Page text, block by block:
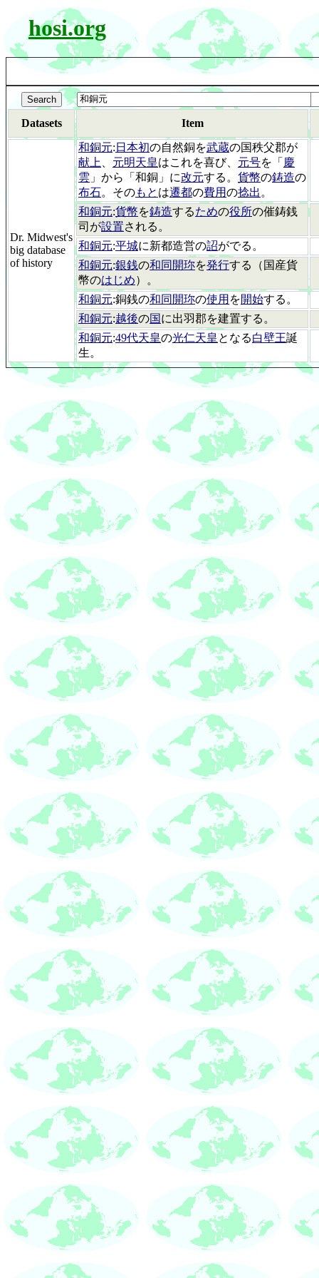
hosi.org
Datasets Item
Dr. Midwest's
big database
of history
和銅元: 日本初の自然銅を武蔵の国秩父郡が
献上
元明天皇はこれを喜び、 元号を「 慶
雲 」から「和銅」に改元する。 貨幣の鋳造の
布石。そのもと は遷都の費用の捻出 。
和銅元:貨幣を鋳造するための役所の催鋳銭
司が設置される。
和銅元:平城に新都造営の詔がでる。
和銅元:銀銭の和同開珎を発行する（国産貨
幣のはじめ）。
和銅元:銅銭の和同開珎の使用 を開始する。
和銅元:越後の国 に出羽郡を建置する。
和銅元:49代天皇の光仁天皇 となる白壁王誕
生。